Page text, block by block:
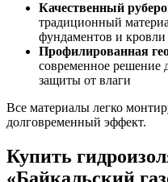
Качественный
традиционный
фундаментов и кровли
Профилированная
современное решение
защиты от влаги
Все материалы легко
долговременный эффект.
Купить